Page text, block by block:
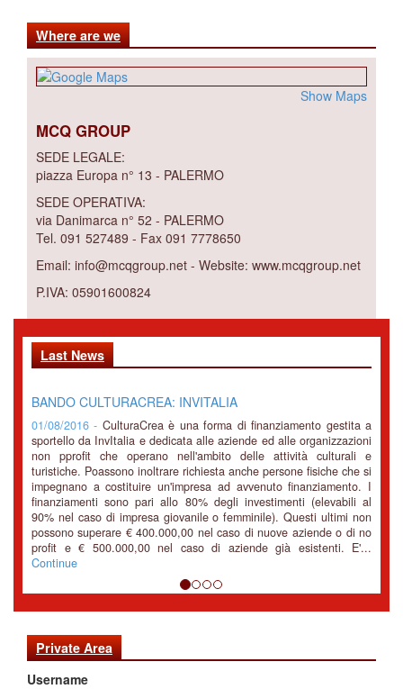
Where are we
Show Maps
MCQ GROUP
SEDE LEGALE:
piazza Europa n° 13 - PALERMO
SEDE OPERATIVA:
via Danimarca n° 52 - PALERMO
Tel. 091 527489 - Fax 091 7778650
Email: info@mcqgroup.net - Website: www.mcqgroup.net
P.IVA: 05901600824
Last News
BANDO CULTURACREA: INVITALIA
01/08/2016 - CulturaCrea è una forma di finanziamento gestita a
sportello da InvItalia e dedicata alle aziende ed alle organizzazioni
non pprofit che operano nell'ambito delle attività culturali e
turistiche. Poassono inoltrare richiesta anche persone fisiche che si
impegnano a costituire un'impresa ad avvenuto finanziamento. I
finanziamenti sono pari allo 80% degli investimenti (elevabili al
90% nel caso di impresa giovanile o femminile). Questi ultimi non
possono superare € 400.000,00 nel caso di nuove aziende o di no
profit e € 500.000,00 nel caso di aziende già esistenti. E'...
Continue
Private Area
Username